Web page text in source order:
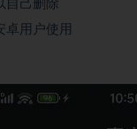
自己删除
卓用户使用